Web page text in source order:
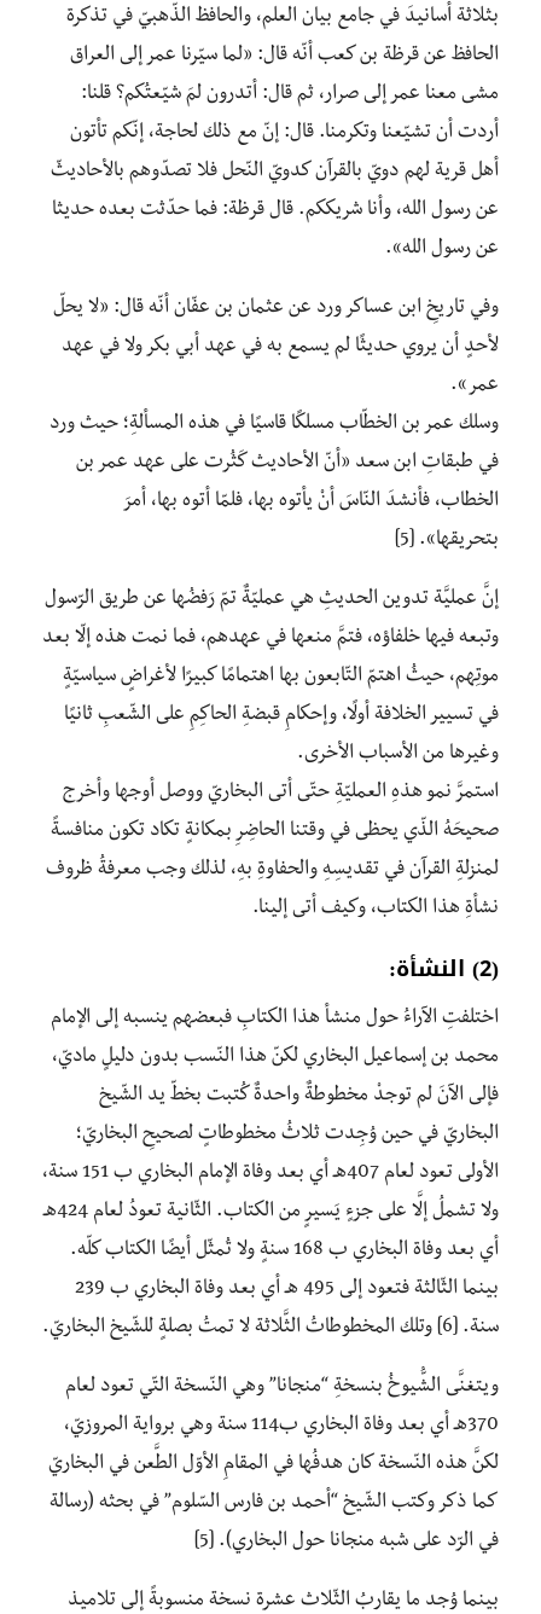
بثلاثة أسانيدَ في جامع بيان العلم، والحافظ الذّهبيّ في تذكرة
الحافظ عن قرظة بن كعب أنّه قال: «لما سيّرنا عمر إلى العراق
مشى معنا عمر إلى صرار، ثم قال: أتدرون لمَ شيّعتُكم؟ قلنا:
أردت أن تشيّعنا وتكرمنا. قال: إنّ مع ذلك لحاجة، إنّكم تأتون
أهل قرية لهم دويّ بالقرآن كدويّ النّحل فلا تصدّوهم بالأحاديثّ
عن رسول الله، وأنا شريككم. قال قرظة: فما حدّثت بعده حديثا
عن رسول الله».
وفي تاريخِ ابن عساكر ورد عن عثمان بن عفّان أنّه قال: «لا يحلّ
لأحدٍ أن يروي حديثًا لم يسمع به في عهد أبي بكر ولا في عهد
عمر».
وسلك عمر بن الخطّاب مسلكًا قاسيًا في هذه المسألةِ؛ حيث ورد
في طبقاتِ ابن سعد «أنّ الأحاديث كَثُرت على عهد عمر بن
الخطاب، فأنشدَ النّاسَ أنْ يأتوه بها، فلمّا أتوه بها، أمرَ
بتحريقها». [5]
إنَّ عمليَّة تدوين الحديثِ هي عمليّةٌ تمّ رَفضُها عن طريق الرّسول
وتبعه فيها خلفاؤه، فتمَّ منعها في عهدهم، فما نمت هذه إلّا بعد
موتِهم، حيثُ اهتمّ التّابعون بها اهتمامًا كبيرًا لأغراضٍ سياسيّةٍ
في تسيير الخلافة أولًا، وإحكامِ قبضةِ الحاكِمِ على الشّعبِ ثانيًا
وغيرها من الأسباب الأخرى.
استمرَّ نمو هذهِ العمليّةِ حتّى أتى البخاريّ ووصل أوجها وأخرج
صحيحَهُ الذّي يحظى في وقتنا الحاضِرِ بمكانةٍ تكاد تكون منافسةً
لمنزلةِ القرآن في تقديسِهِ والحفاوةِ بهِ، لذلك وجب معرفةُ ظروف
نشأةِ هذا الكتاب، وكيف أتى إلينا.
(2) النشأة:
اختلفتِ الآراءُ حول منشأ هذا الكتابِ فبعضهم ينسبه إلى الإمام
محمد بن إسماعيل البخاري لكنّ هذا النّسب بدون دليلٍ ماديّ،
فإلى الآنَ لم توجدْ مخطوطةٌ واحدةٌ كُتبت بخطّ يد الشّيخ
البخاريّ في حين وُجِدت ثلاثُ مخطوطاتٍ لصحيحِ البخاريّ؛
الأولى تعود لعام 407هـ أي بعد وفاة الإمام البخاري ب 151 سنة،
ولا تشملُ إلَّا على جزءٍ يَسيرٍ من الكتاب. الثّانية تعودُ لعام 424هـ
أي بعد وفاة البخاري ب 168 سنةٍ ولا تُمثّل أيضًا الكتاب كلّه.
بينما الثّالثة فتعود إلى 495 هـ أي بعد وفاة البخاري ب 239
سنة. [6] وتلك المخطوطاتُ الثَّلاثة لا تمتُ بصلةٍ للشّيخ البخاريّ.
ويتغنَّى الشُّيوخُ بنسخةِ “منجانا” وهي النّسخة التّي تعود لعام
370هـ أي بعد وفاة البخاري ب114 سنة وهي برواية المروزيّ،
لكنَّ هذه النّسخة كان هدفُها في المقامِ الأوّل الطَّعن في البخاريّ
كما ذكر وكتب الشّيخ “أحمد بن فارس السّلوم” في بحثه (رسالة
في الرّد على شبه منجانا حول البخاري). [5]
بينما وُجد ما يقاربُ الثّلاث عشرة نسخة منسوبةً إلى تلاميذ